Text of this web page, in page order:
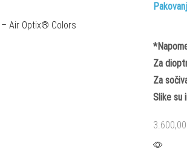
Za
Za
Slike su
3.600,00
Izaberite